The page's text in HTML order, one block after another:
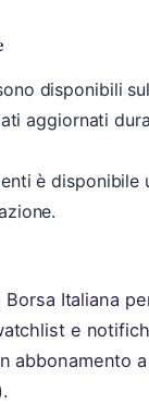
disponibili
aggiornati
è disponibile
Italiana
e
abbonamento a